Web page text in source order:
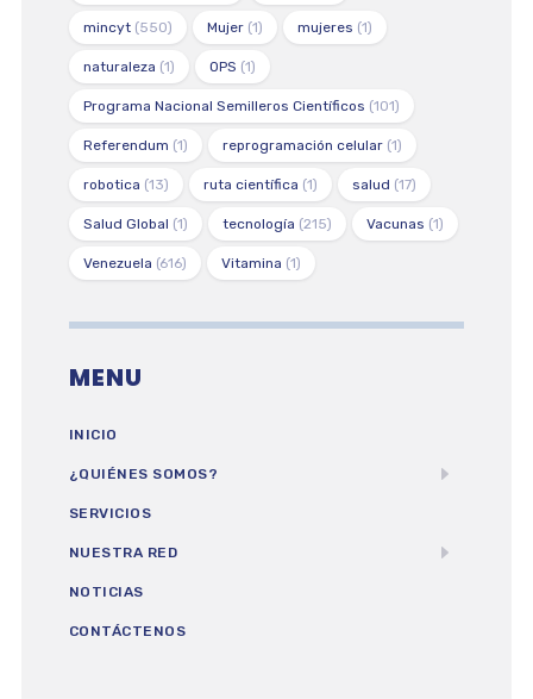
mincyt(550) Mujer(1) mujeres (1)
naturaleza (1) OPS (1)
Programa Nacional Semilleros Científicos (101)
Referendum (1) reprogramación celular(1)
robotica (13) ruta científica (1) salud (17)
Salud Global (1) tecnología (215) Vacunas (1)
Venezuela (616) Vitamina (1)
MENU
INICIO
¿QUIÉNES SOMOS?
SERVICIOS
NUESTRA RED
NOTICIAS
CONTÁCTENOS